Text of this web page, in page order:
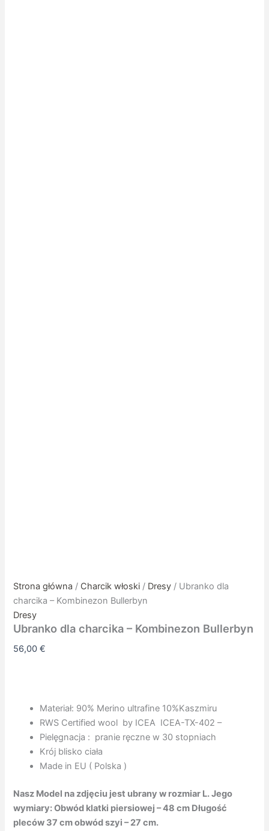
Strona główna / Charcik włoski / Dresy / Ubranko dla
charcika – Kombinezon Bullerbyn
Dresy
Ubranko dla charcika – Kombinezon Bullerbyn
56,00€
Materiał: 90% Merino ultrafine 10%Kaszmiru
RWS Certified wool by ICEA ICEA-TX-402 –
Pielęgnacja : pranie ręczne w 30 stopniach
Krój blisko ciała
Made in EU ( Polska )
Nasz Model na zdjęciu jest ubrany w rozmiar L. Jego
wymiary: Obwód klatki piersiowej – 48 cm Długość
pleców 37 cm obwód szyi – 27 cm.